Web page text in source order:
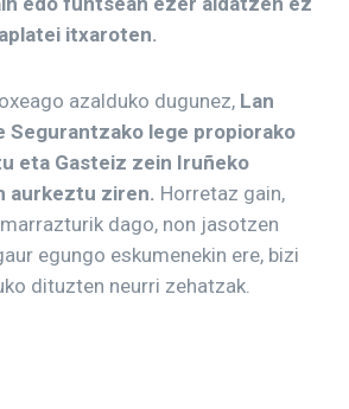
itxaroten.
azalduko dugunez, Lan
Segurantzako lege propiorako
eta Gasteiz zein Iruñeko
aurkeztu ziren. Horretaz gain,
dago, non jasotzen
egungo eskumenekin ere, bizi
dituzten neurri zehatzak.